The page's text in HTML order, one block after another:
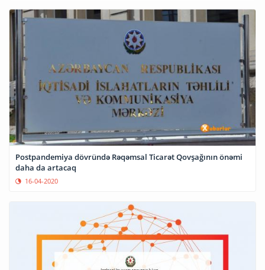
Postpandemiya dövründə Rəqəmsal Ticarət Qovşağının önəmi
daha da artacaq
16-04-2020